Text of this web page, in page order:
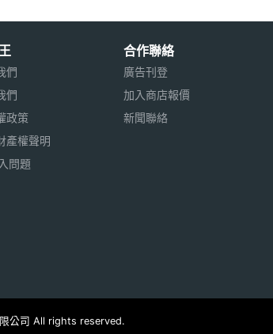
們
們
政策
產權聲明
問題
合作聯絡
廣告刊登
加入商店報價
新聞聯絡
公司 All rights reserved.